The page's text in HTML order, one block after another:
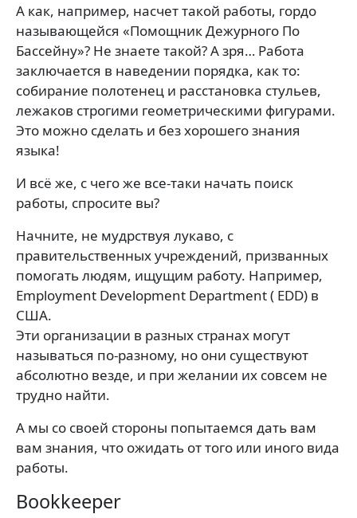
А как, например, насчет такой работы, гордо
называющейся «Помощник Дежурного По
Бассейну»? Не знаете такой? А зря… Работа
заключается в наведении порядка, как то:
собирание полотенец и расстановка стульев,
лежаков строгими геометрическими фигурами.
Это можно сделать и без хорошего знания
языка!
И всё же, с чего же все-таки начать поиск
работы, спросите вы?
Начните, не мудрствуя лукаво, с
правительственных учреждений, призванных
помогать людям, ищущим работу. Например,
Employment Development Department ( EDD) в
США.
Эти организации в разных странах могут
называться по-разному, но они существуют
абсолютно везде, и при желании их совсем не
трудно найти.
А мы со своей стороны попытаемся дать вам
вам знания, что ожидать от того или иного вида
работы.
Bookkeeper